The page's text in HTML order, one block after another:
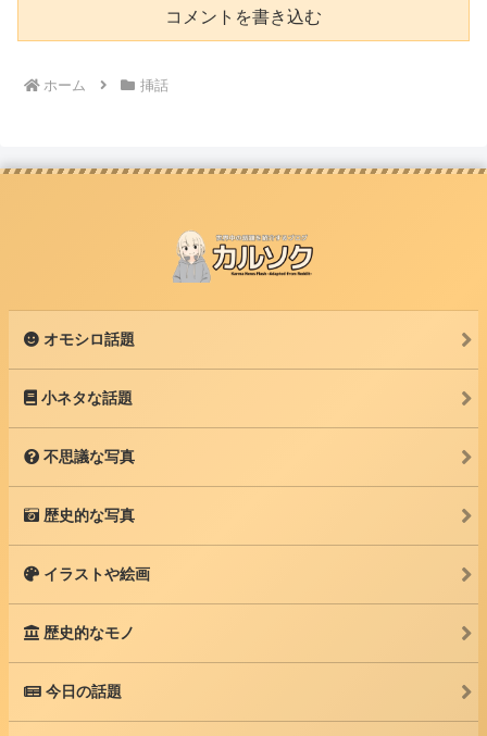
コメントを書き込む
ホーム 挿話
オモシロ話題
小ネタな話題
不思議な写真
歴史的な写真
イラストや絵画
歴史的なモノ
今日の話題